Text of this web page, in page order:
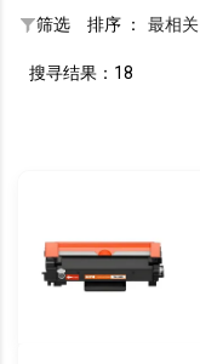
筛选 排序 ： 最相关
搜寻结果：18